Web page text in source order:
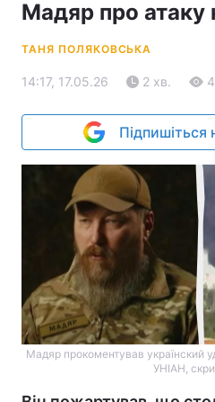
Мадяр про атаку
ТАНЯ ПОЛЯКОВСЬКА
14:17, 17.05.26 2 хв.
Підпишіться
Мадяр прокоментував українский
УНІАН,